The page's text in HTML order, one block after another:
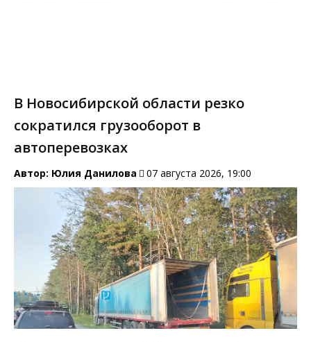
В Новосибирской области резко
сократился грузооборот в
автоперевозках
Автор: Юлия Данилова 07 августа 2026, 19:00